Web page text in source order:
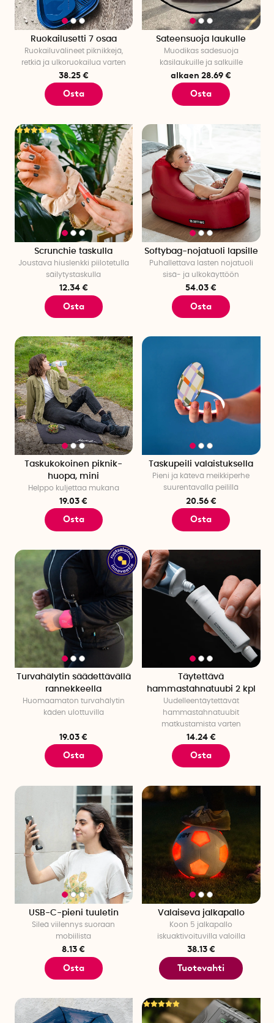
Ruokailusetti 7 osaa
Ruokailuvälineet piknikkejä,
retkiä ja ulkoruokailua varten
38.25 €
Osta
Sateensuoja laukulle
Muodikas sadesuoja
käsilaukuille ja salkuille
alkaen 28.69 €
Osta
Scrunchie taskulla
Joustava hiuslenkki piilotetulla
säilytystaskulla
12.34 €
Osta
Softybag-nojatuoli lapsille
Puhallettava lasten nojatuoli
sisä- ja ulkokäyttöön
54.03 €
Osta
Taskukokoinen piknik-
huopa, mini
Helppo kuljettaa mukana
19.03 €
Osta
Taskupeili valaistuksella
Pieni ja kätevä meikkiperhe
suurentavalla peilillä
20.56 €
Osta
Turvahälytin säädettävällä
rannekkeella
Huomaamaton turvahälytin
käden ulottuvilla
19.03 €
Osta
Täytettävä
hammastahnatuubi 2 kpl
Uudelleentäytettävät
hammastahnatuubit
matkustamista varten
14.24 €
Osta
USB-C-pieni tuuletin
Sileä viilennys suoraan
mobiilista
8.13 €
Osta
Valaiseva jalkapallo
Koon 5 jalkapallo
iskuaktivoituvilla valoilla
38.13 €
Tuotevahti